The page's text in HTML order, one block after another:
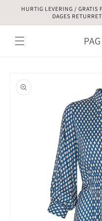
Gå til
HURTIG LEVERING / GRATIS
DAGES